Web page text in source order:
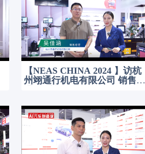
【NEAS CHINA 2024 】访杭
州翊通行机电有限公司 销售经